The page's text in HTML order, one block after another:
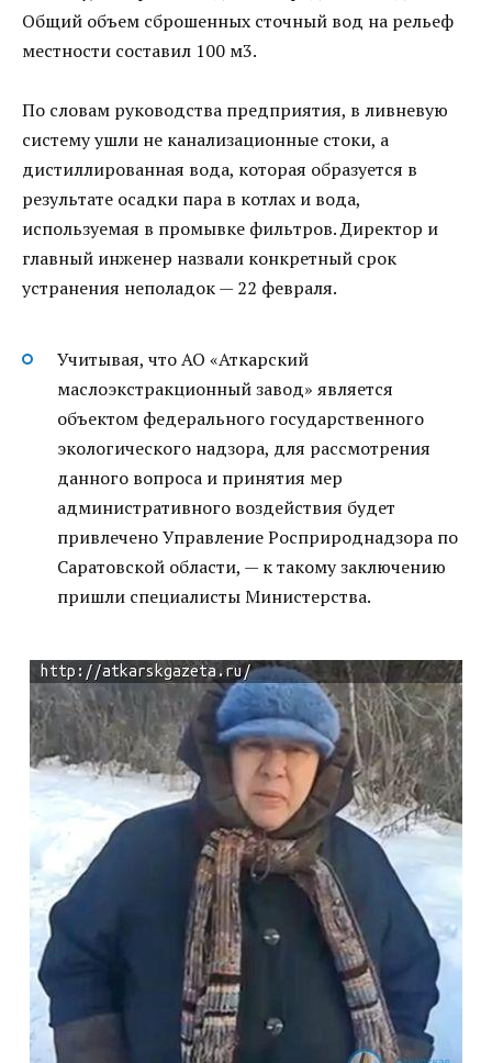
Общий объем сброшенных сточный вод на рельеф
местности составил 100 м3.
По словам руководства предприятия, в ливневую
систему ушли не канализационные стоки, а
дистиллированная вода, которая образуется в
результате осадки пара в котлах и вода,
используемая в промывке фильтров. Директор и
главный инженер назвали конкретный срок
устранения неполадок — 22 февраля.
Учитывая, что АО «Аткарский
маслоэкстракционный завод» является
объектом федерального государственного
экологического надзора, для рассмотрения
данного вопроса и принятия мер
административного воздействия будет
привлечено Управление Росприроднадзора по
Саратовской области, — к такому заключению
пришли специалисты Министерства.